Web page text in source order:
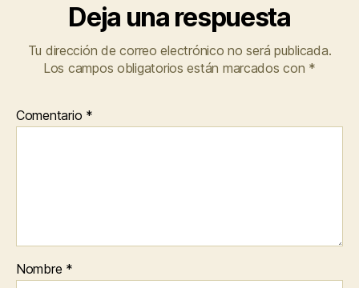
Deja una respuesta
Tu dirección de correo electrónico no será publicada.
Los campos obligatorios están marcados con *
Comentario *
Nombre *